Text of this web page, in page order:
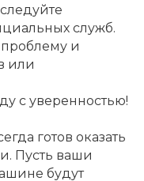
служб.
и
или
с уверенностью!
готов оказать
Пусть ваши
будут